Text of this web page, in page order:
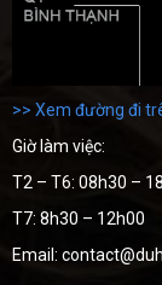
>> Xem đường đi
Giờ làm việc:
T2 – T6: 08h30 –
T7: 8h30 – 12h00
Email: